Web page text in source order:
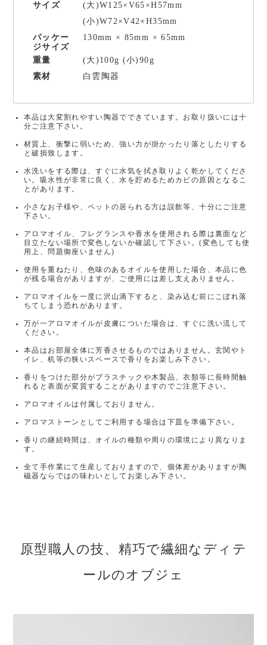
サイズ
(大)W125×V65×H57mm
(小)W72×V42×H35mm
パッケー
ジサイズ
130mm × 85mm × 65mm
重量
(大)100g (小)90g
素材
白雲陶器
本品は大変割れやすい陶器でできています。お取り扱いには十
分ご注意下さい。
材質上、衝撃に弱いため、強い力が掛かったり落としたりする
と破損致します。
水洗いをする際は、すぐに水気を拭き取りよく乾かしてくださ
い。吸水性が非常に良く、水を貯めるためカビの原因となるこ
とがあります。
小さなお子様や、ペットの居られる方は誤飲等、十分にご注意
下さい。
アロマオイル、フレグランスや香水を使用される際は裏面など
目立たない場所で変色しないか確認して下さい。(変色しても使
用上、問題御座いません)
使用を重ねたり、色味のあるオイルを使用した場合、本品に色
が残る場合がありますが、ご使用には差し支えありません。
アロマオイルを一度に沢山滴下すると、染み込む前にこぼれ落
ちてしまう恐れがあります。
万が一アロマオイルが皮膚についた場合は、すぐに洗い流して
ください。
本品はお部屋全体に芳香させるものではありません。玄関やト
イレ、机等の狭いスペースで香りをお楽しみ下さい。
香りをつけた部分がプラスチックや木製品、衣類等に長時間触
れると表面が変質することがありますのでご注意下さい。
アロマオイルは付属しておりません。
アロマストーンとしてご利用する場合は下皿を準備下さい。
香りの継続時間は、オイルの種類や周りの環境により異なりま
す。
全て手作業にて生産しておりますので、個体差がありますが陶
磁器ならではの味わいとしてお楽しみ下さい。
原型職人の技、精巧で繊細なディテ
ールのオブジェ